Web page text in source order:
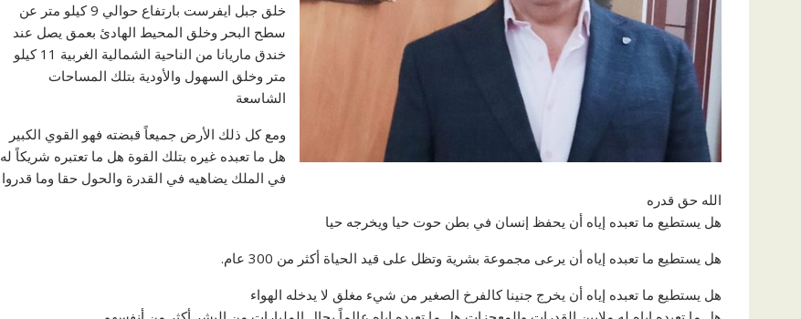
خلق جبل ايفرست بارتفاع حوالي 9 كيلو متر عن
سطح البحر وخلق المحيط الهادئ بعمق يصل عند
خندق ماريانا من الناحية الشمالية الغربية 11 كيلو
متر وخلق السهول والأودية بتلك المساحات
الشاسعة
ومع كل ذلك الأرض جميعاً قبضته فهو القوي الكبير
هل ما تعبده غيره بتلك القوة هل ما تعتبره شريكاً له
في الملك يضاهيه في القدرة والحول حقا وما قدروا
الله حق قدره
هل يستطيع ما تعبده إياه أن يحفظ إنسان في بطن حوت حيا ويخرجه حيا
هل يستطيع ما تعبده إياه أن يرعى مجموعة بشرية وتظل على قيد الحياة أكثر من 300 عام.
هل يستطيع ما تعبده إياه أن يخرج جنينا كالفرخ الصغير من شيء مغلق لا يدخله الهواء